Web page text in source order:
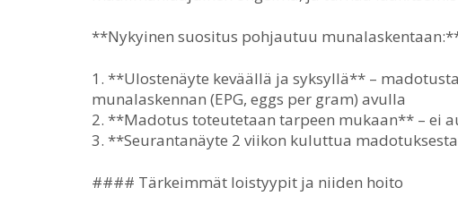
**Nykyinen suositus pohjautuu
1. **Ulostenäyte keväällä ja syksyllä** –
munalaskennan (EPG, eggs per gram) avulla
2. **Madotus toteutetaan tarpeen mukaan** – ei
3. **Seurantanäyte 2 viikon kuluttua
#### Tärkeimmät loistyypit ja niiden hoito